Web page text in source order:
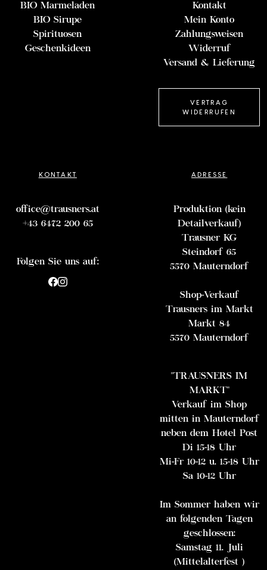
BIO Marmeladen
BIO Sirupe
Spirituosen
Geschenkideen
Kontakt
Mein Konto
Zahlungsweisen
Widerruf
Versand & Lieferung
VERTRAG
WIDERRUFEN
KONTAKT
office@trausners.at
+43 6472 200 65
Folgen Sie uns auf:
ADRESSE
Produktion (kein
Detailverkauf)
Trausner KG
Steindorf 65
5570 Mauterndorf
Shop-Verkauf
Trausners im Markt
Markt 84
5570 Mauterndorf
"TRAUSNERS IM
MARKT"
Verkauf im Shop
mitten in Mauterndorf
neben dem Hotel Post
Di 15-18 Uhr
Mi-Fr 10-12 u. 15-18 Uhr
Sa 10-12 Uhr
Im Sommer haben wir
an folgenden Tagen
geschlossen:
Samstag 11. Juli
(Mittelalterfest )